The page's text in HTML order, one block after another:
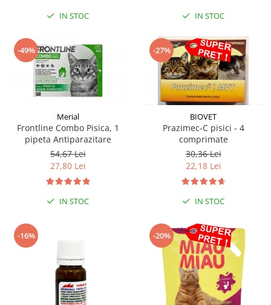
IN STOC IN STOC
-49%
Merial
Frontline Combo Pisica, 1
pipeta Antiparazitare
54,67 Lei
27,80 Lei
IN STOC
-27%
BIOVET
Prazimec-C pisici - 4
comprimate
30,36 Lei
22,18 Lei
IN STOC
-16% -20%